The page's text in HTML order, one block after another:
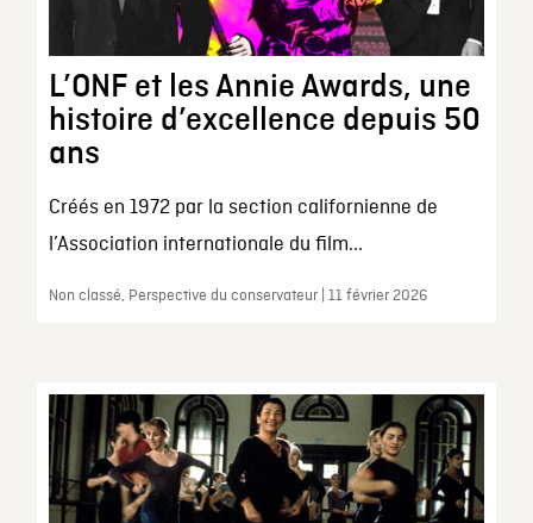
L’ONF et les Annie Awards, une
histoire d’excellence depuis 50
ans
Créés en 1972 par la section californienne de
l’Association internationale du film...
Non classé, Perspective du conservateur | 11 février 2026